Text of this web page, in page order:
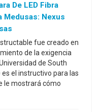
De LED Fibra
Medusas: Nexus
fue creado en
de la exigencia
de South
el instructivo para las
le mostrará cómo